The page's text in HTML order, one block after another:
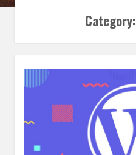
Category: